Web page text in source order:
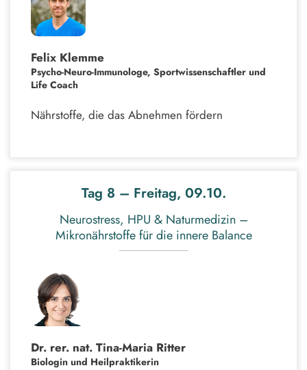
Felix Klemme
Psycho-Neuro-Immunologe, Sportwissenschaftler und
Life Coach
Nährstoffe, die das Abnehmen fördern
Tag 8 – Freitag, 09.10.
Neurostress, HPU & Naturmedizin –
Mikronährstoffe für die innere Balance
Dr. rer. nat. Tina-Maria Ritter
Biologin und Heilpraktikerin